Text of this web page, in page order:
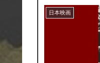
日本映画